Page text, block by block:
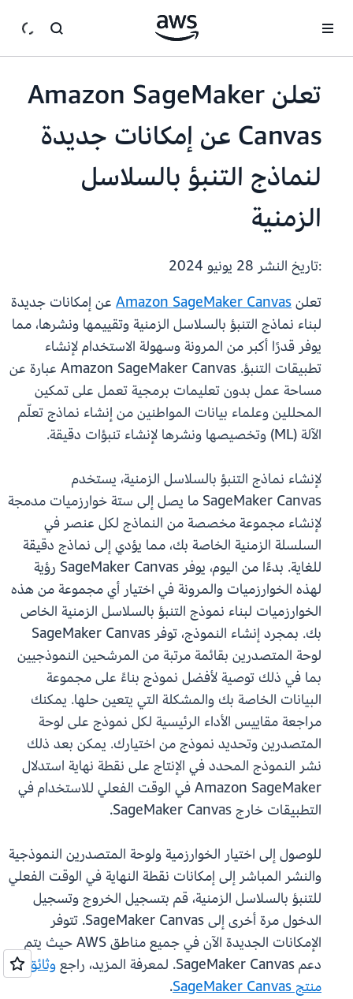
تعلن Amazon SageMaker
Canvas عن إمكانات جديدة
لنماذج التنبؤ بالسلاسل
الزمنية
:تاريخ النشر
تعلنAmazon SageMaker Canvas عن إمكانات جديدة
لبناء نماذج التنبؤ بالسلاسل الزمنية وتقييمها ونشرها، مما
يوفر قدرًا أكبر من المرونة وسهولة الاستخدام لإنشاء
تطبيقات التنبؤ. Amazon SageMaker Canvas عبارة عن
مساحة عمل بدون تعليمات برمجية تعمل على تمكين
المحللين وعلماء بيانات المواطنين من إنشاء نماذج تعلّم
الآلة (ML) وتخصيصها ونشرها لإنشاء تنبؤات دقيقة.
لإنشاء نماذج التنبؤ بالسلاسل الزمنية، يستخدم
SageMaker Canvas ما يصل إلى ستة خوارزميات مدمجة
لإنشاء مجموعة مخصصة من النماذج لكل عنصر في
السلسلة الزمنية الخاصة بك، مما يؤدي إلى نماذج دقيقة
للغاية. بدءًا من اليوم، يوفر SageMaker Canvas رؤية
لهذه الخوارزميات والمرونة في اختيار أي مجموعة من هذه
الخوارزميات لبناء نموذج التنبؤ بالسلاسل الزمنية الخاص
بك. بمجرد إنشاء النموذج، توفر SageMaker Canvas
لوحة المتصدرين بقائمة مرتبة من المرشحين النموذجيين
بما في ذلك توصية لأفضل نموذج بناءً على مجموعة
البيانات الخاصة بك والمشكلة التي يتعين حلها. يمكنك
مراجعة مقاييس الأداء الرئيسية لكل نموذج على لوحة
المتصدرين وتحديد نموذج من اختيارك. يمكن بعد ذلك
نشر النموذج المحدد في الإنتاج على نقطة نهاية استدلال
Amazon SageMaker في الوقت الفعلي للاستخدام في
التطبيقات خارج SageMaker Canvas.
للوصول إلى اختيار الخوارزمية ولوحة المتصدرين النموذجية
والنشر المباشر إلى إمكانات نقطة النهاية في الوقت الفعلي
للتنبؤ بالسلاسل الزمنية، قم بتسجيل الخروج وتسجيل
الدخول مرة أخرى إلى SageMaker Canvas. تتوفر
الإمكانات الجديدة الآن في جميع مناطق AWS حيث يتم
دعم SageMaker Canvas. لمعرفة المزيد، راجع
وثائق
منتج SageMaker Canvas
.